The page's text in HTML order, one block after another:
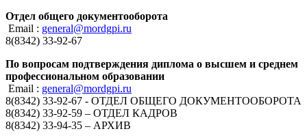
Отдел общего документооборота
Email : general@mordgpi.ru
8(8342) 33-92-67
По вопросам подтверждения диплома о высшем и среднем
профессиональном образовании
Email : general@mordgpi.ru
8(8342) 33-92-67 - ОТДЕЛ ОБЩЕГО ДОКУМЕНТООБОРОТА
8(8342) 33-92-59 – ОТДЕЛ КАДРОВ
8(8342) 33-94-35 – АРХИВ